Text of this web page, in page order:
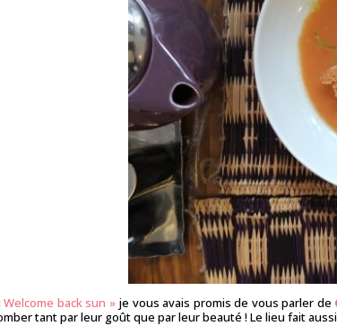
Welcome back sun »je vous avais promis de vous parler de
tant par leur goût que par leur beauté ! Le lieu fait